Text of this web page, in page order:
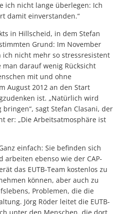
ich nicht lange überlegen: Ich
damit einverstanden.“
in Hillscheid, in dem Stefan
Grund: Im November
nicht mehr so stressresistent
darauf wenig Rücksicht
mit und ohne
August 2012 an den Start
ist. „Natürlich wird
sagt Stefan Clasani, der
er: „Die Arbeitsatmosphäre ist
einfach: Sie befinden sich
arbeiten ebenso wie der CAP-
das EUTB-Team kostenlos zu
können, aber auch zu
Problemen, die die
Jörg Röder leitet die EUTB-